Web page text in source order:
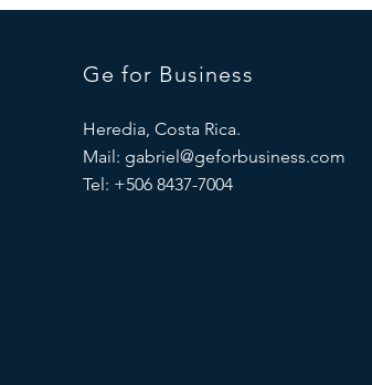
Ge for Business
Heredia, Costa Rica.
Mail: gabriel@geforbusiness.com
Tel: +506 8437-7004